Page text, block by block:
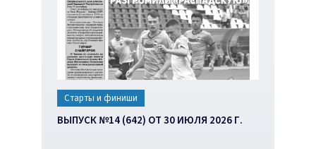
Старты и финиши
ВЫПУСК №14 (642) ОТ 30 ИЮЛЯ 2026 Г.